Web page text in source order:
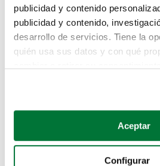
publicidad y contenido
publicidad y contenido,
desarrollo de servicios. Tiene la
quién usa sus datos y con qué
Si lo permite, también quisiéramos:
Recopilar información sobre
Aceptar
Configurar